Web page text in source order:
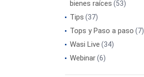
bienes raíces (53)
Tips (37)
Tops y Paso a paso (7)
Wasi Live (34)
Webinar(6)